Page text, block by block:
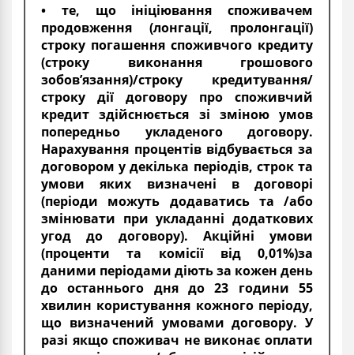
• те, що ініціювання споживачем
продовження (лонгації, пролонгації)
строку погашення споживчого кредиту
(строку виконання грошового
зобов’язання)/строку кредитування/
строку дії договору про споживчий
кредит здійснюється зі зміною умов
попередньо укладеного договору.
Нарахування процентів відбувається за
договором у декілька періодів, строк та
умови яких визначені в договорі
(періоди можуть додаватись та /або
змінювати при укладанні додаткових
угод до договору). Акційні умови
(проценти та комісії від 0,01%)за
даними періодами діють за кожен день
до останнього дня до 23 години 55
хвилин користування кожного періоду,
що визначений умовами договору. У
разі якщо споживач не виконає оплати